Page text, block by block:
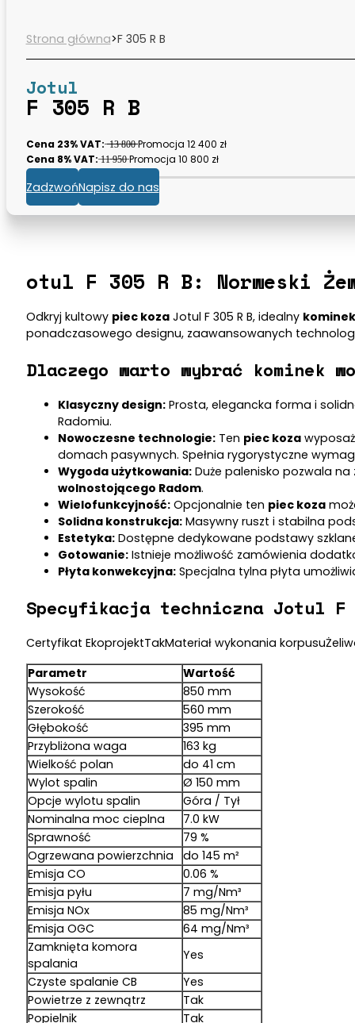
Strona główna>F 305 R B
Jotul
F 305 R B
Cena 23% VAT:̶ ̶̶̶1̶̶̶3̶̶̶ ̶̶̶8̶0̶̶̶0̶̶̶ Promocja 12 400 zł
Cena 8% VAT:̶1̶1̶ ̶9̶5̶0̶ Promocja 10 800 zł
ZadzwońNapisz do nas
otul F 305 R B: Norweski
Odkryj kultowy piec kozaJotul F 305 R B, idealny
ponadczasowego designu, zaawansowanych
Dlaczego warto wybrać kominek
Klasyczny design:Prosta, elegancka forma i
Radomiu.
Nowoczesne technologie:Ten piec koza
domach pasywnych. Spełnia rygorystyczne
Wygoda użytkowania:Duże palenisko pozwala na
wolnostojącego Radom.
Wielofunkcyjność:Opcjonalnie ten piec koza
Solidna konstrukcja:Masywny ruszt i stabilna
Estetyka:Dostępne dedykowane podstawy
Gotowanie:Istnieje możliwość zamówienia
Płyta konwekcyjna:Specjalna tylna płyta
Specyfikacja techniczna Jotul F
Certyfikat EkoprojektTakMateriał wykonania
Parametr
Wartość
Wysokość
850 mm
Szerokość
560 mm
Głębokość
395 mm
Przybliżona waga
163 kg
Wielkość polan
do 41 cm
Wylot spalin
Ø 150 mm
Opcje wylotu spalin
Góra / Tył
Nominalna moc cieplna
7.0 kW
Sprawność
79 %
Ogrzewana powierzchnia
do 145 m²
Emisja CO
0.06 %
Emisja pyłu
7 mg/Nm³
Emisja NOx
85 mg/Nm³
Emisja OGC
64 mg/Nm³
Zamknięta komora
spalania
Yes
Czyste spalanie CB
Yes
Powietrze z zewnątrz
Tak
Popielnik
Tak